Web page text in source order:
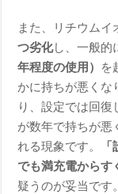
また、リチウムイ
つ劣化し、一般的
年程度の使用） を
かに持ちが悪くな
り、設定では回
が数年で持ちが悪
れる現象です。
でも満充電からす
疑うのが妥当です